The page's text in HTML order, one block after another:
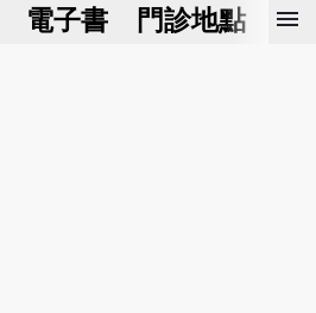
電子書 門診地點 預
menu